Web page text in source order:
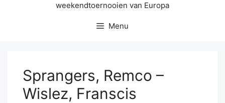
weekendtoernooien van Europa
Menu
Sprangers, Remco –
Wislez, Franscis